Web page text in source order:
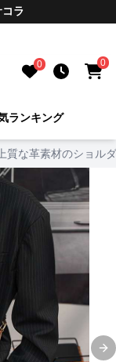
ラ
0 0
ランキング
質な革素材のショル